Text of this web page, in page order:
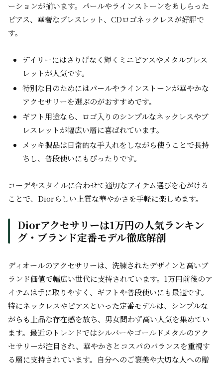
ーションが揃います。パールやラインストーンをあしらった
ピアス、華奢なブレスレット、CDロゴネックレスが好評で
す。
デイリーにはさりげなく輝くミニピアスやメタルブレス
レットが人気です。
特別な日のためにはパールやラインストーンが華やかな
アクセサリーを選ぶのがおすすめです。
ギフト用途なら、ロゴ入りのシンプルなネックレスやブ
レスレットが幅広い層に喜ばれています。
メッキ製品は日常的な手入れをしながら使うことで長持
ちし、普段使いにもぴったりです。
コーデやスタイルに合わせて適切なアイテム選びを心がける
ことで、Diorらしい上質な華やかさを手軽に楽しめます。
Diorアクセサリーは1万円の人気ランキン
グ・ブランド定番モデル徹底解剖
ディオールのアクセサリーは、洗練されたデザインと高いブ
ランド価値で幅広い世代に支持されています。1万円前後のア
イテムは手に取りやすく、ギフトや普段使いにも最適です。
特にネックレスやピアスといった定番モデルは、シンプルな
がらも上品な存在感を放ち、男女問わず高い人気を集めてい
ます。最近のトレンドではシルバーやゴールドメタルのアク
セサリーが注目され、華やかさとコスパのバランスを重視す
る層に支持されています。自分へのご褒美や大切な人への贈